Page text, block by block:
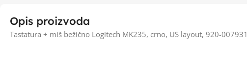
Opis proizvoda
Tastatura + miš bežično Logitech MK235, crno, US layout, 920-007931